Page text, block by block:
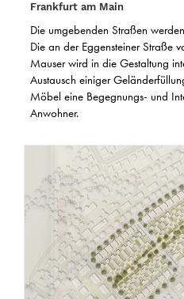
Frankfurt am Main
Die umgebenden Straßen
Die an der Eggensteiner Straße
Mauser wird in die Gestaltung
Austausch einiger
Möbel eine Begegnungs- und
Anwohner.